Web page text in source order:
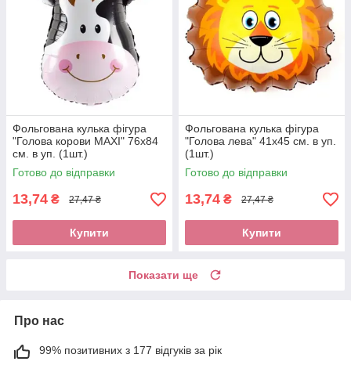
Фольгована кулька фігура
"Голова корови MAXI" 76х84
см. в уп. (1шт.)
Готово до відправки
13,74 ₴ 27,47 ₴
Купити
Фольгована кулька фігура
"Голова лева" 41х45 см. в уп.
(1шт.)
Готово до відправки
13,74 ₴ 27,47 ₴
Купити
Показати ще
Про нас
99% позитивних з 177 відгуків за рік